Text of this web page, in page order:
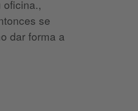
se
dar forma a